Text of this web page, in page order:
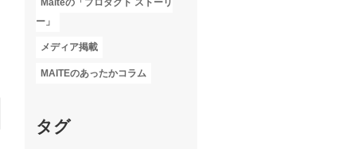
Maiteの「プロダクト ストーリ
ー」
メディア掲載
MAITEのあったかコラム
タグ